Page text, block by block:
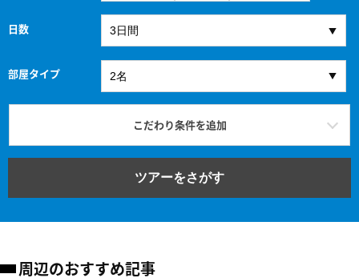
日数
部屋タイプ
こだわり条件を追加
ツアーをさがす
周辺のおすすめ記事